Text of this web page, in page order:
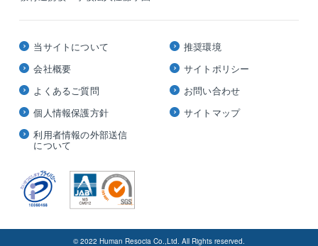
当サイトについて
会社概要
よくあるご質問
個人情報保護方針
利用者情報の外部送信
について
推奨環境
サイトポリシー
お問い合わせ
サイトマップ
© 2022 Human Resocia Co.,Ltd. All Rights reserved.